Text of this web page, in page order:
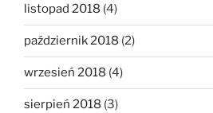
listopad 2018 (4)
październik 2018 (2)
wrzesień 2018 (4)
sierpień 2018 (3)